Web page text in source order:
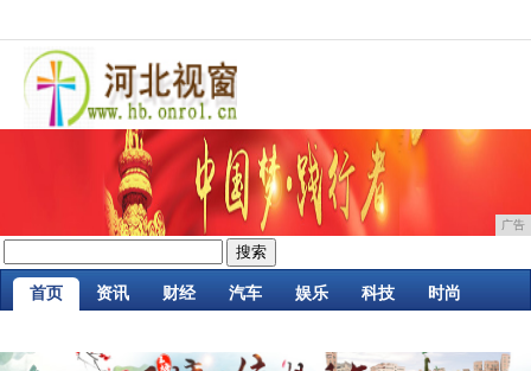
广告
首页 资讯 财经 汽车 娱乐 科技 时尚